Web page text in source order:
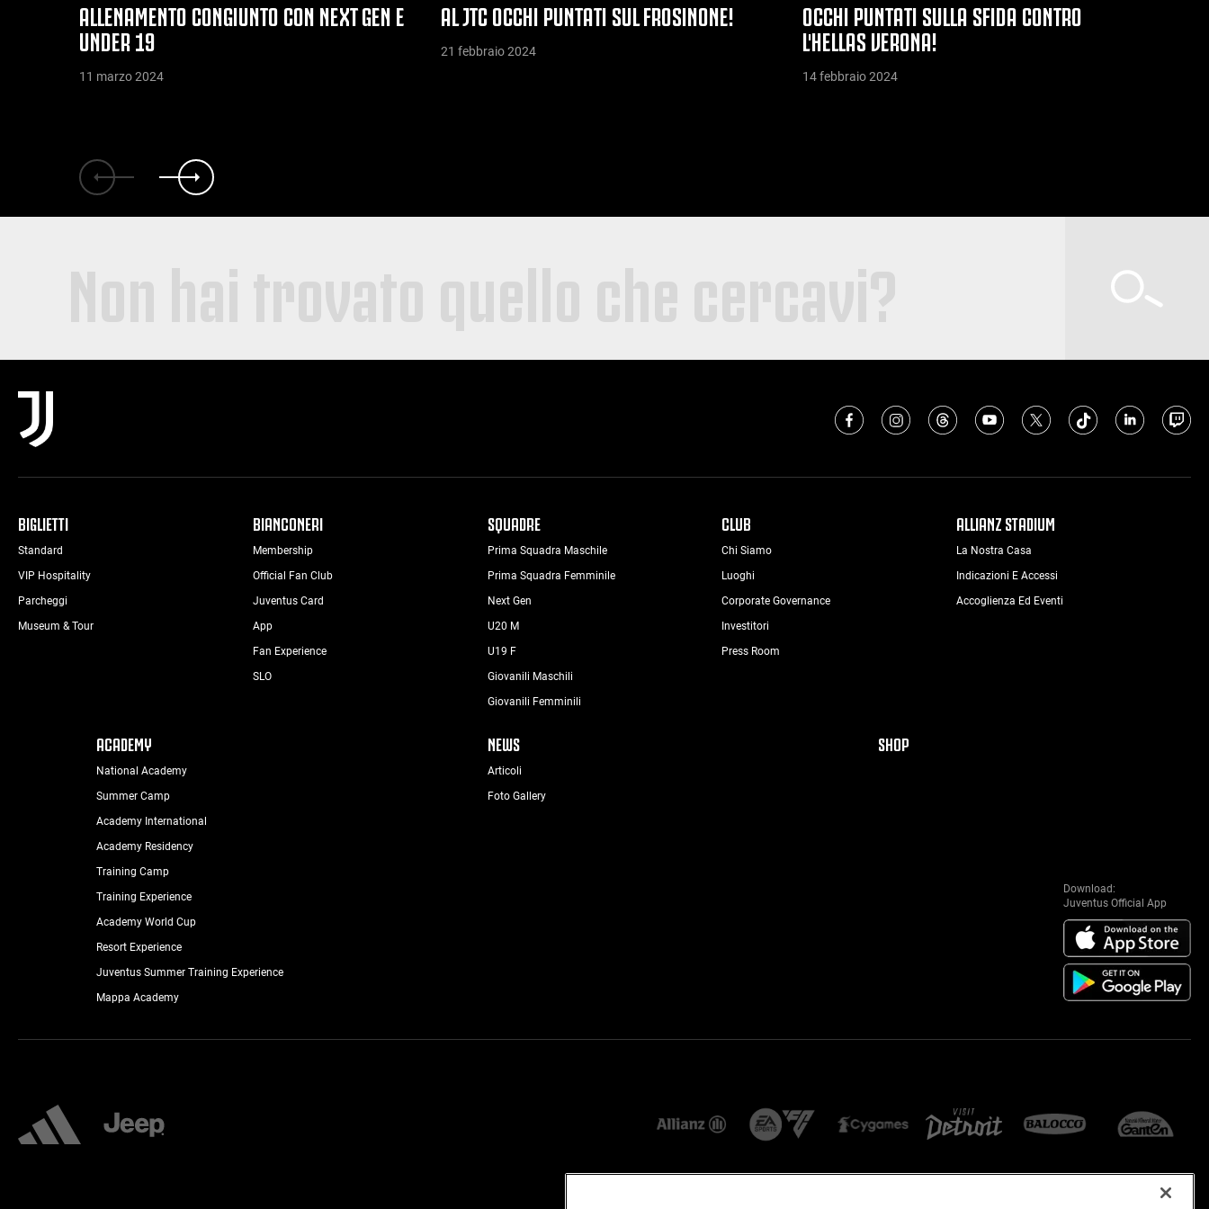
ALLENAMENTO CONGIUNTO CON NEXT GEN E
UNDER 19
11 marzo 2024
AL JTC OCCHI PUNTATI SUL FROSINONE!
21 febbraio 2024
OCCHI PUNTATI SULLA SFIDA CONTRO
L'HELLAS VERONA!
14 febbraio 2024
BIGLIETTI
Standard
VIP Hospitality
Parcheggi
Museum & Tour
BIANCONERI
Membership
Official Fan Club
Juventus Card
App
Fan Experience
SLO
SQUADRE
Prima Squadra Maschile
Prima Squadra Femminile
Next Gen
U20 M
U19 F
Giovanili Maschili
Giovanili Femminili
CLUB
Chi Siamo
Luoghi
Corporate Governance
Investitori
Press Room
ALLIANZ STADIUM
La Nostra Casa
Indicazioni E Accessi
Accoglienza Ed Eventi
ACADEMY
National Academy
Summer Camp
Academy International
Academy Residency
Training Camp
Training Experience
Academy World Cup
Resort Experience
Juventus Summer Training Experience
Mappa Academy
NEWS
Articoli
Foto Gallery
SHOP
Download:
Juventus Official App